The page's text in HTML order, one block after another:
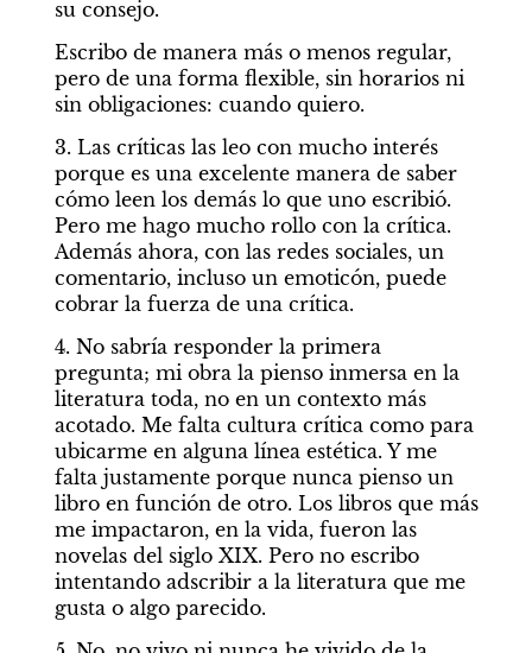
su consejo.
Escribo de manera más o menos regular,
pero de una forma flexible, sin horarios ni
sin obligaciones: cuando quiero.
3. Las críticas las leo con mucho interés
porque es una excelente manera de saber
cómo leen los demás lo que uno escribió.
Pero me hago mucho rollo con la crítica.
Además ahora, con las redes sociales, un
comentario, incluso un emoticón, puede
cobrar la fuerza de una crítica.
4. No sabría responder la primera
pregunta; mi obra la pienso inmersa en la
literatura toda, no en un contexto más
acotado. Me falta cultura crítica como para
ubicarme en alguna línea estética. Y me
falta justamente porque nunca pienso un
libro en función de otro. Los libros que más
me impactaron, en la vida, fueron las
novelas del siglo XIX. Pero no escribo
intentando adscribir a la literatura que me
gusta o algo parecido.